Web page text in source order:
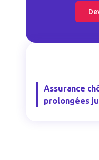
Assurance
prolongées